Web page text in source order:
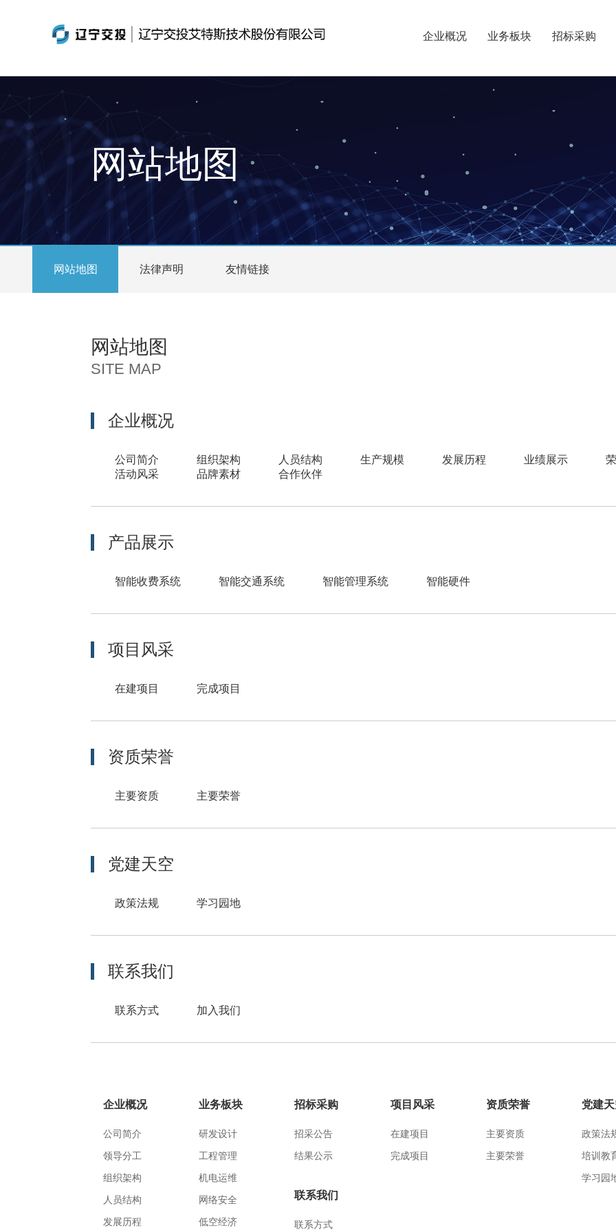
企业概况 业务板块 招标采购
网站地图
网站地图 法律声明 友情链接
网站地图
SITE MAP
企业概况
公司简介 组织架构 人员结构 生产规模 发展历程 业绩展示
活动风采
品牌素材 合作伙伴
产品展示
智能收费系统 智能交通系统 智能管理系统 智能硬件
项目风采
在建项目 完成项目
资质荣誉
主要资质 主要荣誉
党建天空
政策法规 学习园地
联系我们
联系方式 加入我们
企业概况
公司简介
领导分工
组织架构
人员结构
发展历程
业务板块
研发设计
工程管理
机电运维
网络安全
低空经济
招标采购
招采公告
结果公示
项目风采
在建项目
完成项目
资质荣誉
主要资质
主要荣誉
党建
政策法
培训教
学习园
联系我们
联系方式